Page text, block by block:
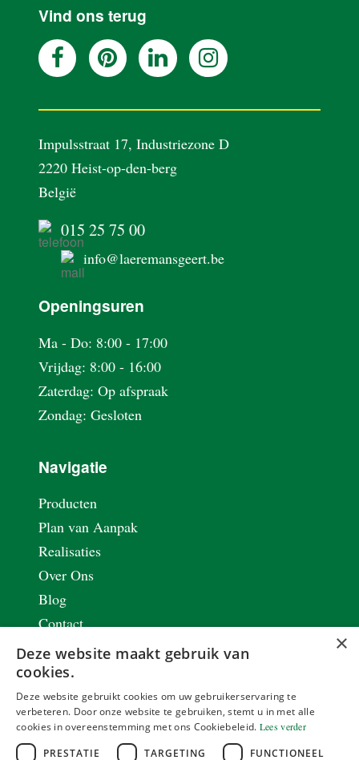
AANPAK
REALISATIES
OVER ONS
VACATURES
Vind ons terug
Impulsstraat 17, Industriezone D
2220 Heist-op-den-berg
België
015 25 75 00
info@laeremansgeert.be
Openingsuren
Ma - Do: 8:00 - 17:00
Vrijdag: 8:00 - 16:00
Zaterdag: Op afspraak
Zondag: Gesloten
Navigatie
Producten
Plan van Aanpak
Realisaties
Over Ons
Blog
Contact
Vacatures
Privacy & Cookie Policy
Renovaties met staal
Stalen schrijnwerk
×
Deze website maakt gebruik van
cookies.
Deze website gebruikt cookies om uw gebruikerservaring te
verbeteren. Door onze website te gebruiken, stemt u in met alle
cookies in overeenstemming met ons Cookiebeleid. Lees verder
PRESTATIE TARGETING FUNCTIONEEL